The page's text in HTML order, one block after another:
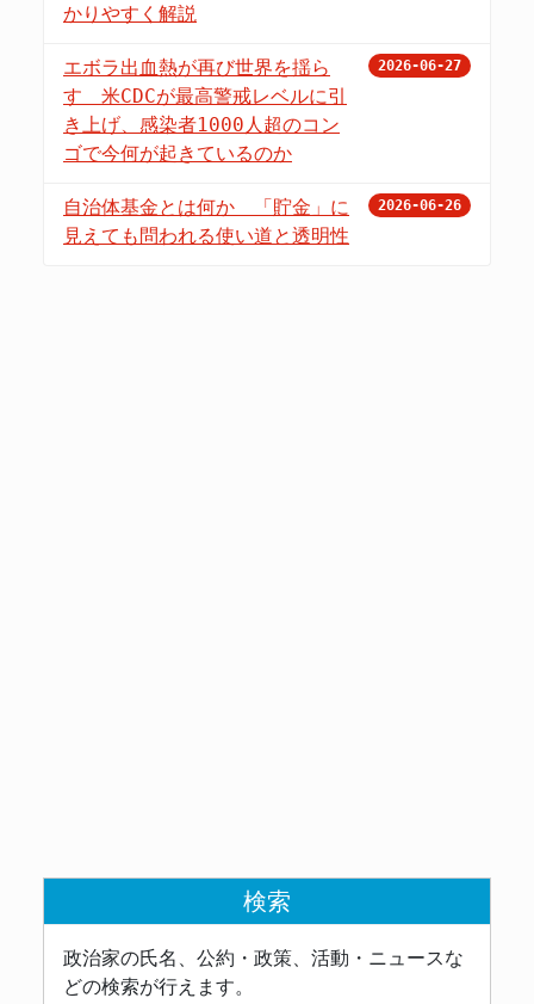
かりやすく解説
エボラ出血熱が再び世界を揺ら
す 米CDCが最高警戒レベルに引
き上げ、感染者1000人超のコン
ゴで今何が起きているのか
2026-06-27
自治体基金とは何か 「貯金」に
見えても問われる使い道と透明性
2026-06-26
検索
政治家の氏名、公約・政策、活動・ニュースな
どの検索が行えます。